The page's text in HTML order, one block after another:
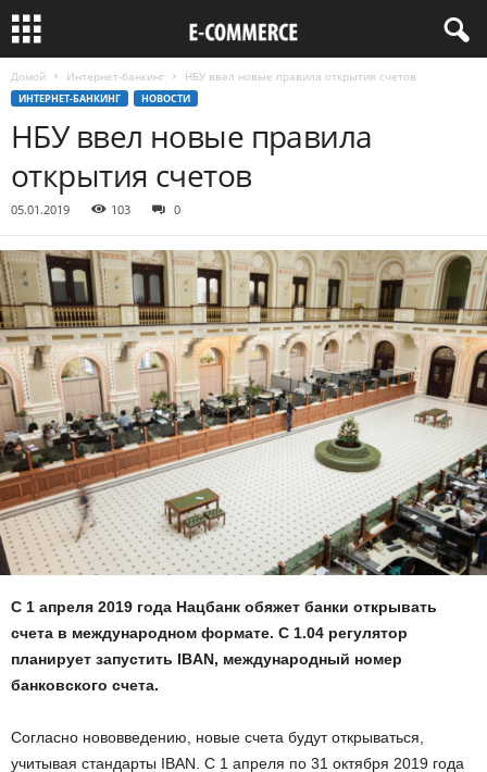
Домой Интернет-банкинг НБУ ввел новые правила открытия счетов
ИНТЕРНЕТ-БАНКИНГ НОВОСТИ
НБУ ввел новые правила
открытия счетов
05.01.2019 103 0
С 1 апреля 2019 года Нацбанк обяжет банки открывать
счета в международном формате. С 1.04 регулятор
планирует запустить IBAN, международный номер
банковского счета.
Согласно нововведению, новые счета будут открываться,
учитывая стандарты IBAN. C 1 апреля по 31 октября 2019 года